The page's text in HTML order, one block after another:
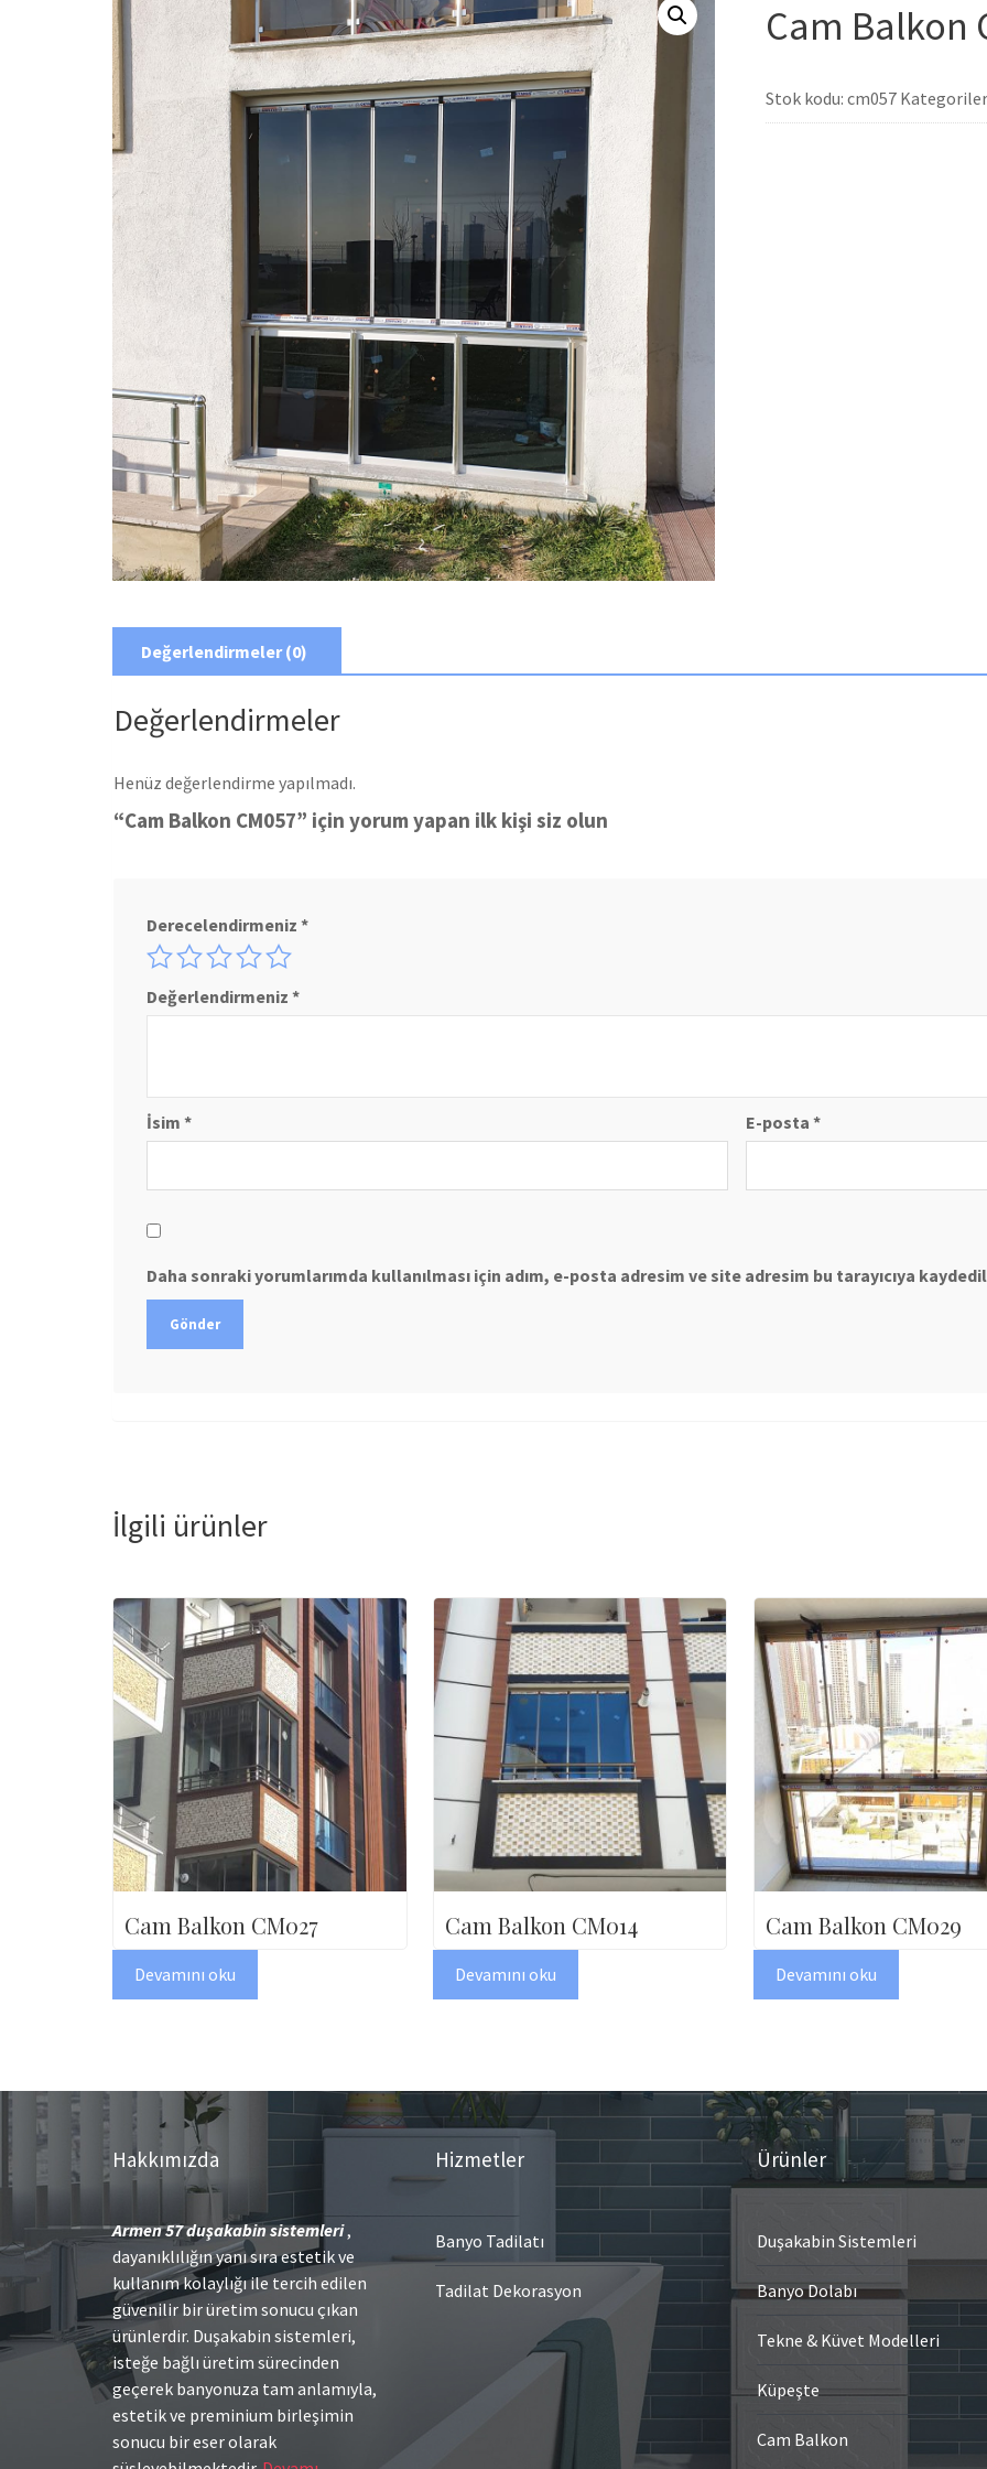
Cam Balkon
Stok kodu: cm057
Değerlendirmeler (0)
Değerlendirmeler
Henüz değerlendirme yapılmadı.
“Cam Balkon CM057” için yorum yapan ilk kişi siz olun
Derecelendirmeniz *
Değerlendirmeniz *
İsim * E-posta*
Daha sonraki yorumlarımda kullanılması için adım, e-posta adresim ve site adresim bu tarayıcıya
İlgili ürünler
Cam Balkon CM027
Devamını oku
Cam Balkon CM014
Devamını oku
Cam Balkon CM029
Devamını oku
Hakkımızda
Armen 57duşakabin sistemleri,
dayanıklılığın yanı sıra estetik ve
kullanım kolaylığı ile tercih edilen
güvenilir bir üretim sonucu çıkan
ürünlerdir. Duşakabin sistemleri,
isteğe bağlı üretim sürecinden
geçerek banyonuza tam anlamıyla,
estetik ve preminium birleşimin
sonucu bir eser olarak
Hizmetler
Banyo Tadilatı
Tadilat Dekorasyon
Ürünler
Duşakabin Sistemleri
Banyo Dolabı
Tekne & Küvet Modelleri
Küpeşte
Cam Balkon